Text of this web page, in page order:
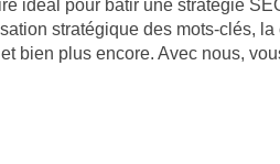
idéal pour bâtir une stratégie
stratégique des mots-clés,
bien plus encore. Avec nous,